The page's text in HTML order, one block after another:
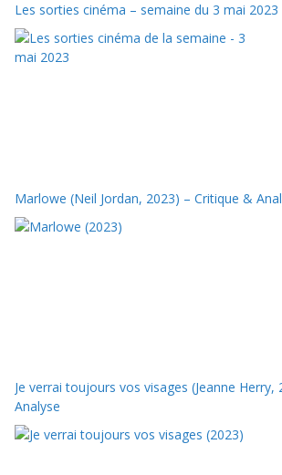
Les sorties cinéma – semaine du 3 mai 2023
Marlowe (Neil Jordan, 2023) – Critique &
Je verrai toujours vos visages (Jeanne Herry,
Analyse